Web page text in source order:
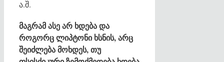
ა.შ.
მაგრამ ასე არ ხდება და
როგორც ლიპტონი ხსნის, არც
შეიძლება მოხდეს, თუ